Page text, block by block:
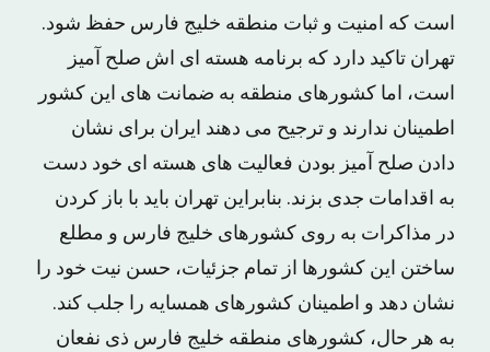
است که امنیت و ثبات منطقه خلیج فارس حفظ شود.
تهران تاکید دارد که برنامه هسته ای اش صلح آمیز
است، اما کشورهای منطقه به ضمانت های این کشور
اطمینان ندارند و ترجیح می دهند ایران برای نشان
دادن صلح آمیز بودن فعالیت های هسته ای خود دست
به اقدامات جدی بزند. بنابراین تهران باید با باز کردن
در مذاکرات به روی کشورهای خلیج فارس و مطلع
ساختن این کشورها از تمام جزئیات، حسن نیت خود را
نشان دهد و اطمینان کشورهای همسایه را جلب کند.
به هر حال، کشورهای منطقه خلیج فارس ذی نفعان